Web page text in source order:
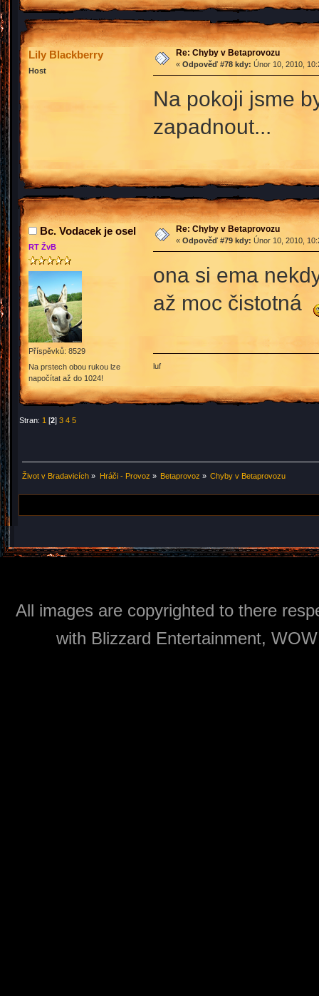
Lily Blackberry
Host
Re: Chyby v Betaprovozu
« Odpověď #78 kdy: Únor 10, 2010,
Na pokoji jsme
zapadnout...
Bc. Vodacek je osel
RT ŽvB
Příspěvků: 8529
Na prstech obou rukou lze
napočítat až do 1024!
Re: Chyby v Betaprovozu
« Odpověď #79 kdy: Únor 10, 2010,
ona si ema
až moc čistotná
luf
Stran: 1 [2]3 4 5
Život v Bradavicích » Hráči - Provoz » Betaprovoz » Chyby v Betaprovozu
All images are copyrighted to there
with Blizzard Entertainment,